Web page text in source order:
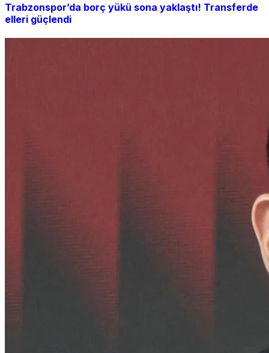
Trabzonspor’da borç yükü sona yaklaştı! Transferde
elleri güçlendi